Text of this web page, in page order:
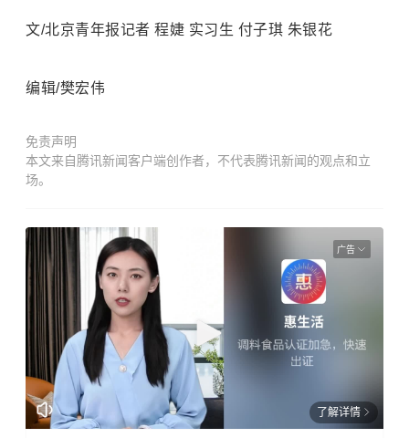
文/北京青年报记者 程婕 实习生 付子琪 朱银花
编辑/樊宏伟
免责声明
本文来自腾讯新闻客户端创作者，不代表腾讯新闻的观点和立
场。
广告
了解详情